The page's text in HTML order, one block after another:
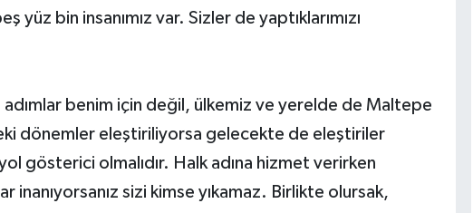
yüz bin insanımız var. Sizler de yaptıklarımızı
adımlar benim için değil, ülkemiz ve yerelde de Maltepe
dönemler eleştiriliyorsa gelecekte de eleştiriler
gösterici olmalıdır. Halk adına hizmet verirken
inanıyorsanız sizi kimse yıkamaz. Birlikte olursak,